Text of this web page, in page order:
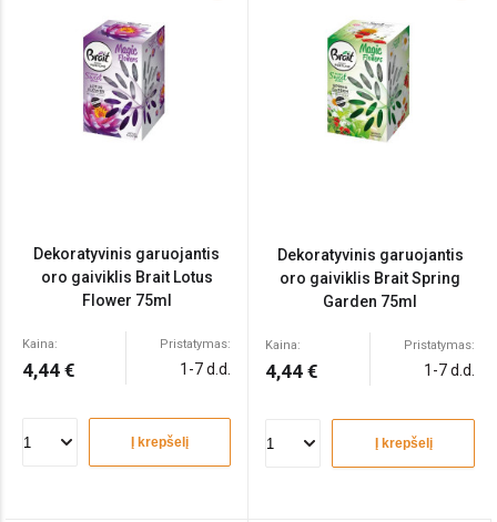
Dekoratyvinis garuojantis
oro gaiviklis Brait Lotus
Flower 75ml
Kaina:
4,44 €
Pristatymas:
1-7 d.d.
Į krepšelį
Dekoratyvinis garuojantis
oro gaiviklis Brait Spring
Garden 75ml
Kaina:
4,44 €
Pristatymas:
1-7 d.d.
Į krepšelį